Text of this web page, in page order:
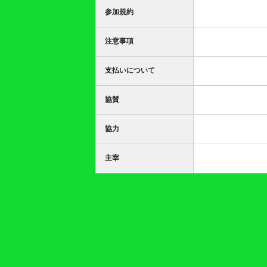
参加規約
注意事項
支払いについて
協賛
協力
主宰